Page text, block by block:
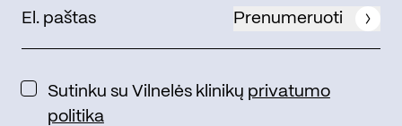
Prenumeruoti
Sutinku su Vilnelės klinikų privatumo
politika